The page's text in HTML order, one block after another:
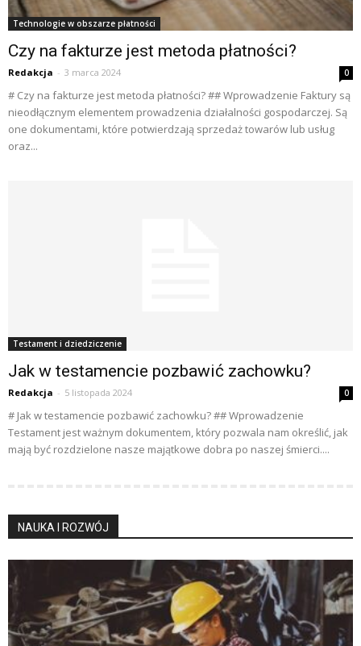
Technologie w obszarze płatności
Czy na fakturze jest metoda płatności?
Redakcja - 3 marca 2024 0
# Czy na fakturze jest metoda płatności? ## Wprowadzenie Faktury są
nieodłącznym elementem prowadzenia działalności gospodarczej. Są
one dokumentami, które potwierdzają sprzedaż towarów lub usług
oraz...
Testament i dziedziczenie
Jak w testamencie pozbawić zachowku?
Redakcja - 5 listopada 2024 0
# Jak w testamencie pozbawić zachowku? ## Wprowadzenie
Testament jest ważnym dokumentem, który pozwala nam określić, jak
mają być rozdzielone nasze majątkowe dobra po naszej śmierci....
NAUKA I ROZWÓJ